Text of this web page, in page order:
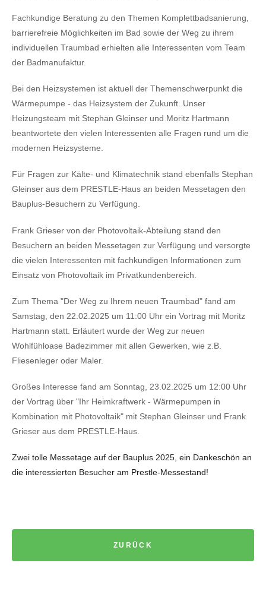
Fachkundige Beratung zu den Themen Komplettbadsanierung,
barrierefreie Möglichkeiten im Bad sowie der Weg zu ihrem
individuellen Traumbad erhielten alle Interessenten vom Team
der Badmanufaktur.
Bei den Heizsystemen ist aktuell der Themenschwerpunkt die
Wärmepumpe - das Heizsystem der Zukunft. Unser
Heizungsteam mit Stephan Gleinser und Moritz Hartmann
beantwortete den vielen Interessenten alle Fragen rund um die
modernen Heizsysteme.
Für Fragen zur Kälte- und Klimatechnik stand ebenfalls Stephan
Gleinser aus dem PRESTLE-Haus an beiden Messetagen den
Bauplus-Besuchern zu Verfügung.
Frank Grieser von der Photovoltaik-Abteilung stand den
Besuchern an beiden Messetagen zur Verfügung und versorgte
die vielen Interessenten mit fachkundigen Informationen zum
Einsatz von Photovoltaik im Privatkundenbereich.
Zum Thema "Der Weg zu Ihrem neuen Traumbad" fand am
Samstag, den 22.02.2025 um 11:00 Uhr ein Vortrag mit Moritz
Hartmann statt. Erläutert wurde der Weg zur neuen
Wohlfühloase Badezimmer mit allen Gewerken, wie z.B.
Fliesenleger oder Maler.
Großes Interesse fand am Sonntag, 23.02.2025 um 12:00 Uhr
der Vortrag über "Ihr Heimkraftwerk - Wärmepumpen in
Kombination mit Photovoltaik" mit Stephan Gleinser und Frank
Grieser aus dem PRESTLE-Haus.
Zwei tolle Messetage auf der Bauplus 2025, ein Dankeschön an
die interessierten Besucher am Prestle-Messestand!
ZURÜCK